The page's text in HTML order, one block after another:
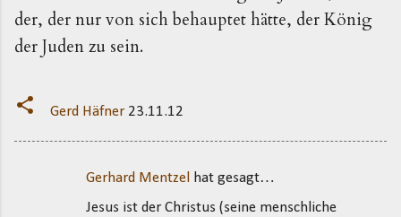
der, der nur von sich behauptet hätte, der König
der Juden zu sein.
Gerd Häfner 23.11.12
Gerhard Mentzel
hat gesagt…
Jesus ist der Christus (seine menschliche